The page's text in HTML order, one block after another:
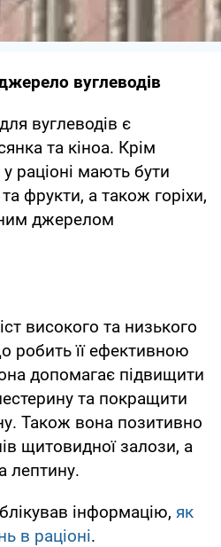
вуглеводів
вуглеводів є
та кіноа. Крім
раціоні мають бути
та фрукти, а також горіхи,
джерелом
високого та низького
робить її ефективною
допомагає підвищити
та покращити
Також вона позитивно
щитовидної залози, а
лептину.
інформацію, як
в раціоні.